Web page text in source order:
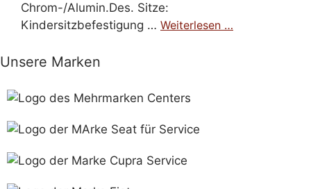
Chrom-/Alumin.Des. Sitze:
Kindersitzbefestigung … Weiterlesen …
Unsere Marken